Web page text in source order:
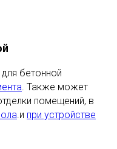
бетонной
. Также может
помещений, в
.и при устройстве